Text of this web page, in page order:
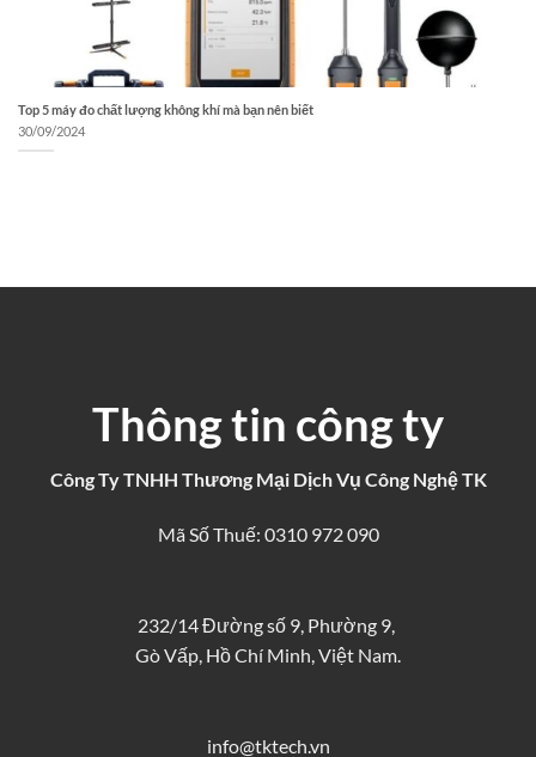
Top 5 máy đo chất lượng không khí mà bạn nên biết
30/09/2024
Thông tin công ty
Công Ty TNHH Thương Mại Dịch Vụ Công Nghệ TK
Mã Số Thuế: 0310 972 090
232/14 Đường số 9, Phường 9,
Gò Vấp, Hồ Chí Minh, Việt Nam.
info@tktech.vn